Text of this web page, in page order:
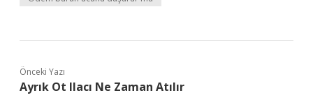
Önceki Yazı
Ayrık Ot Ilacı Ne Zaman Atılır